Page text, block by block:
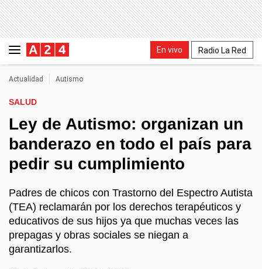
En vivo Radio La Red
Actualidad Autismo
SALUD
Ley de Autismo: organizan un
banderazo en todo el país para
pedir su cumplimiento
Padres de chicos con Trastorno del Espectro Autista
(TEA) reclamarán por los derechos terapéuticos y
educativos de sus hijos ya que muchas veces las
prepagas y obras sociales se niegan a
garantizarlos.